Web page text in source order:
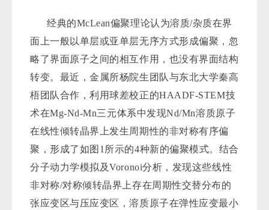
经典的McLean偏聚理论认为溶质/杂质在界
面上一般以单层或亚单层无序方式形成偏聚，忽
略了界面原子之间的相互作用，也没有界面结构
转变。最近，金属所杨院生团队与东北大学秦高
梧团队合作，利用球差校正的HAADF-STEM技
术在Mg-Nd-Mn三元体系中发现Nd/Mn溶质原子
在线性倾转晶界上发生周期性的非对称有序偏
聚，形成了如图1所示的4种新的偏聚模式。结合
分子动力学模拟及Voronoi分析，发现这些线性
非对称/对称倾转晶界上存在周期性交替分布的
张应变区与压应变区，溶质原子在弹性应变最小